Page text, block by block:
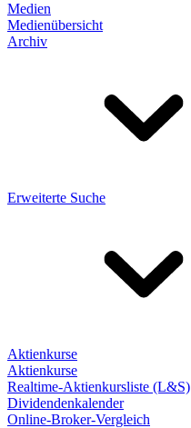
Medien
Medienübersicht
Archiv
Erweiterte Suche
Aktienkurse
Aktienkurse
Realtime-Aktienkursliste (L&S)
Dividendenkalender
Online-Broker-Vergleich